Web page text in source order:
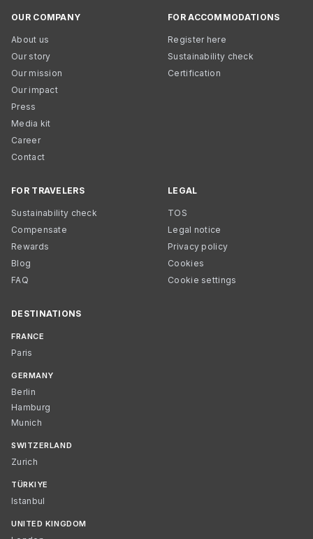
OUR COMPANY
About us
Our story
Our mission
Our impact
Press
Media kit
Career
Contact
FOR ACCOMMODATIONS
Register here
Sustainability check
Certification
FOR TRAVELERS
Sustainability check
Compensate
Rewards
Blog
FAQ
LEGAL
TOS
Legal notice
Privacy policy
Cookies
Cookie settings
DESTINATIONS
FRANCE
Paris
GERMANY
Berlin
Hamburg
Munich
SWITZERLAND
Zurich
TÜRKIYE
Istanbul
UNITED KINGDOM